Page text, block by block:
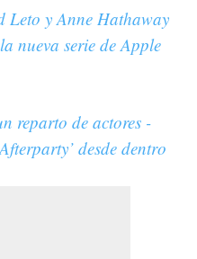
Leto y Anne Hathaway
nueva serie de Apple
reparto de actores -
desde dentro